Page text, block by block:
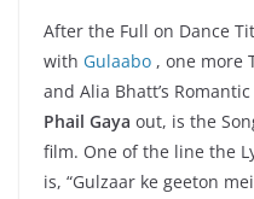
After the Full on Dance
with Gulaabo , one more
and Alia Bhatt’s
Phail Gaya out, is the
film. One of the line the
is, “Gulzaar ke geeton